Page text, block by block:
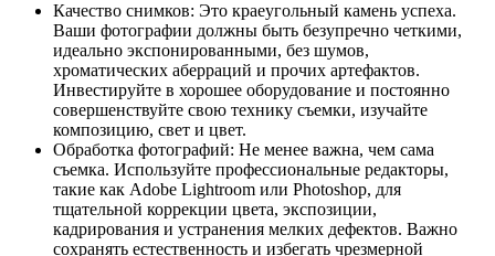
Качество снимков: Это краеугольный камень успеха.
Ваши фотографии должны быть безупречно четкими,
идеально экспонированными, без шумов,
хроматических аберраций и прочих артефактов.
Инвестируйте в хорошее оборудование и постоянно
совершенствуйте свою технику съемки, изучайте
композицию, свет и цвет.
Обработка фотографий: Не менее важна, чем сама
съемка. Используйте профессиональные редакторы,
такие как Adobe Lightroom или Photoshop, для
тщательной коррекции цвета, экспозиции,
кадрирования и устранения мелких дефектов. Важно
сохранять естественность и избегать чрезмерной